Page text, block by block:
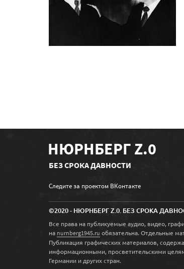
НЮРНБЕРГ Z.0
БЕЗ СРОКА ДАВНОСТИ
Следите за проектом ВКонтакте
©2020 - НЮРНБЕРГ Z.0. БЕЗ СРОКА
Все права на публикуемые аудио, видео,
на nurnberg1945.ru обязательна. Отдельные
Публикация графических материалов,
информационными, просветительскими
Германии и других стран.